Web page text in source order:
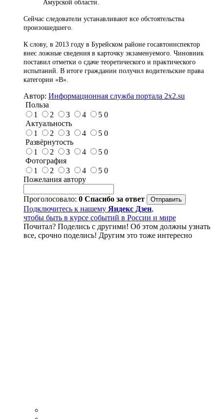
Амурской области.
Сейчас следователи устанавливают все обстоятельства
произошедшего.
К слову, в 2013 году в Бурейском районе госавтоинспектор
внес ложные сведения в карточку экзаменуемого. Чиновник
поставил отметки о сдаче теоретического и практического
испытаний. В итоге гражданин получил водительские права
категории «В».
Автор: Информационная служба портала 2x2.su
Польза
1
2 3 4 5 0
Актуальность
1
2 3 4 5 0
Развёрнутость
1
2 3 4 5 0
Фотография
1
2 3 4 5 0
Пожелания автору
Проголосовало: 0 Спасибо за ответ
Подключитесь к нашему Яндекс Дзен,
чтобы быть в курсе событий в России и мире
Почитал? Поделись с другими! Об этом должны узнать
все, срочно поделись! Другим это тоже интересно